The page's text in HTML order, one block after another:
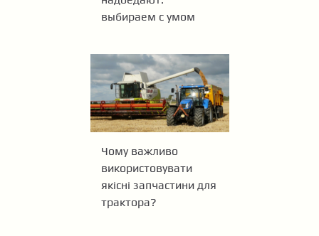
выбираем с умом
Чому важливо
використовувати
якісні запчастини для
трактора?